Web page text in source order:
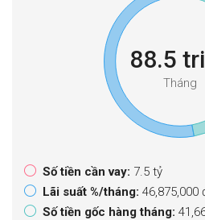
88.5
Tháng
Số tiền cần vay: 7.5 tỷ
Lãi suất %/tháng: 46,875,000
Số tiền gốc hàng tháng: